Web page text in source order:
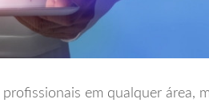
em qualquer área,